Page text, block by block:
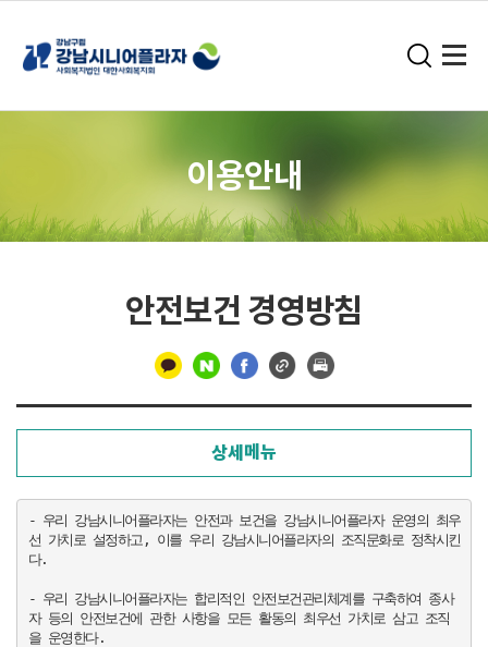
이용안내
안전보건 경영방침
상세메뉴
- 우리 강남시니어플라자는 안전과 보건을 강남시니어플라자 운영의 최우
선 가치로 설정하고, 이를 우리 강남시니어플라자의 조직문화로 정착시킨
다.
- 우리 강남시니어플라자는 합리적인 안전보건관리체계를 구축하여 종사
자 등의 안전보건에 관한 사항을 모든 활동의 최우선 가치로 삼고 조직
을 운영한다.